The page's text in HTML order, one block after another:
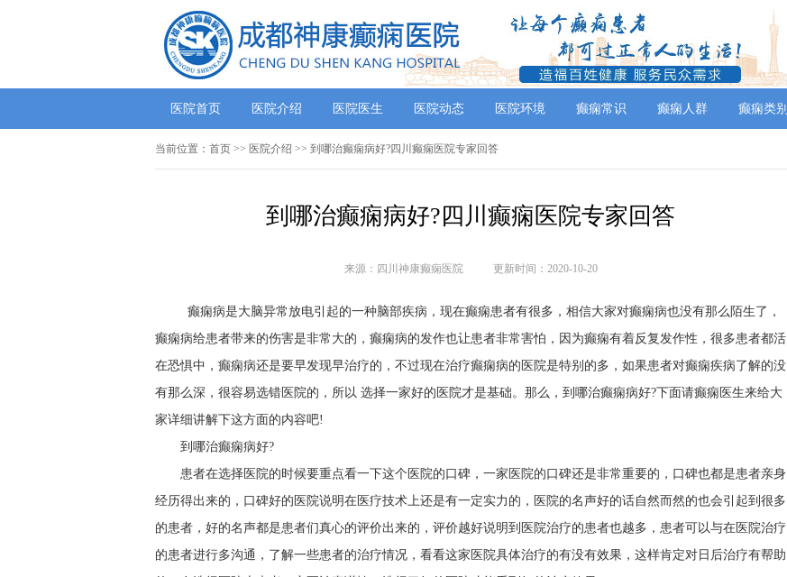
医院首页 医院介绍 医院医生 医院动态 医院环境 癫痫常识 癫痫人群 癫痫类别
当前位置： 首页 >> 医院介绍 >> 到哪治癫痫病好?四川癫痫医院专家回答
到哪治癫痫病好?四川癫痫医院专家回答
来源：四川神康癫痫医院 更新时间：2020-10-20
癫痫病是大脑异常放电引起的一种脑部疾病，现在癫痫患者有很多，相信大家对癫痫病也没有那么陌生了，
癫痫病给患者带来的伤害是非常大的，癫痫病的发作也让患者非常害怕，因为癫痫有着反复发作性，很多患者都活
在恐惧中，癫痫病还是要早发现早治疗的，不过现在治疗癫痫病的医院是特别的多，如果患者对癫痫疾病了解的没
有那么深，很容易选错医院的，所以 选择一家好的医院才是基础。那么，到哪治癫痫病好?下面请癫痫医生来给大
家详细讲解下这方面的内容吧!
到哪治癫痫病好?
患者在选择医院的时候要重点看一下这个医院的口碑，一家医院的口碑还是非常重要的，口碑也都是患者亲身
经历得出来的，口碑好的医院说明在医疗技术上还是有一定实力的，医院的名声好的话自然而然的也会引起到很多
的患者，好的名声都是患者们真心的评价出来的，评价越好说明到医院治疗的患者也越多，患者可以与在医院治疗
的患者进行多沟通，了解一些患者的治疗情况，看看这家医院具体治疗的有没有效果，这样肯定对日后治疗有帮助